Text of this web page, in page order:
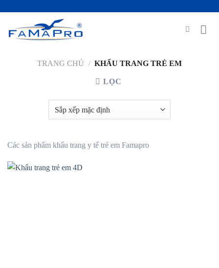
content
TRANG CHỦ / KHẨU TRANG TRẺ EM
LỌC
Các sản phẩm khẩu trang y tế trẻ em Famapro